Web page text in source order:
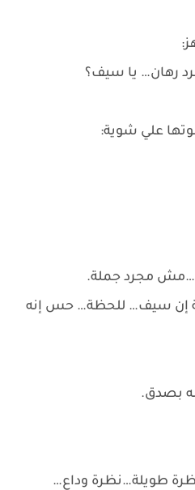
رهان… يا سيف؟
علي شوية:
مجرد جملة.
إن سيف… للحظة… حس إنه
بصدق.
طويلة…نظرة وداع…